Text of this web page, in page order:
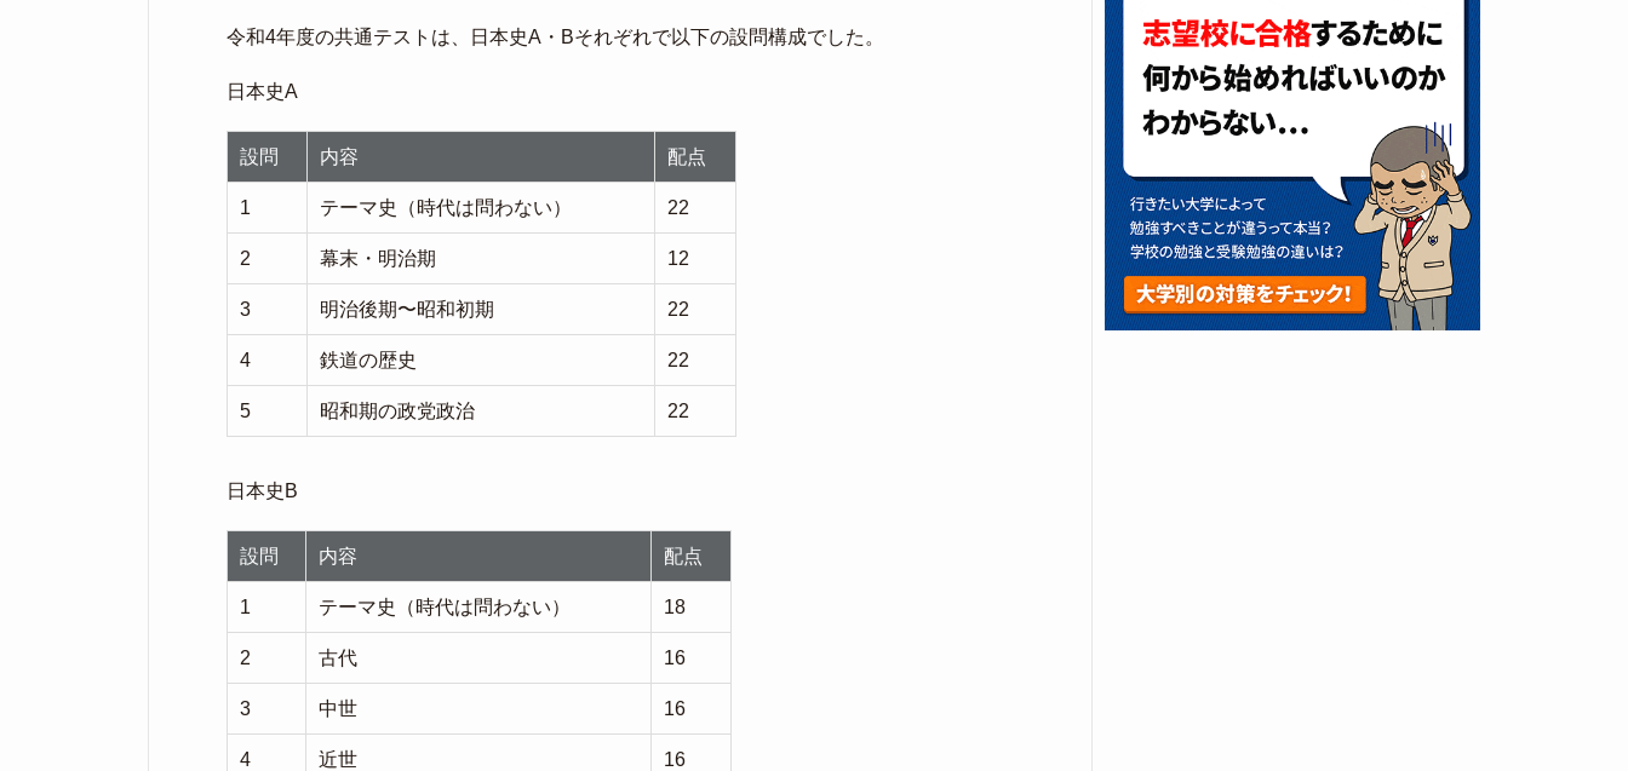
令和4年度の共通テストは、日本史A・Bそれぞれで以下の設問構成でした。
日本史A
設問 内容 配点
1 テーマ史（時代は問わない） 22
2 幕末・明治期 12
3 明治後期〜昭和初期 22
4 鉄道の歴史 22
5 昭和期の政党政治 22
日本史B
設問 内容 配点
1 テーマ史（時代は問わない） 18
2 古代 16
3 中世 16
4 近世 16